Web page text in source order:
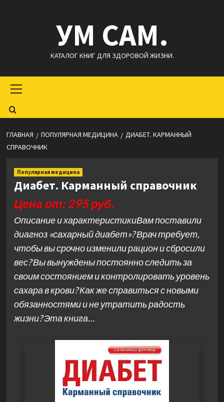
УМ САМ.
КАТАЛОГ КНИГ ДЛЯ ЗДОРОВОЙ ЖИЗНИ.
меню
ГЛАВНАЯ ПОПУЛЯРНАЯ МЕДИЦИНА
ДИАБЕТ. КАРМАННЫЙ
СПРАВОЧНИК
Популярная медицина
Диабет. Карманный справочник
Цена от: 295 руб.
Описание и характеристикиВам поставили
диагноз «сахарный диабет»? Врач требует,
чтобы вы срочно изменили рацион и сбросили
вес? Вы вынуждены постоянно следить за
своим состоянием и контролировать уровень
сахара в крови? Как же справиться с новыми
обязанностями и не утратить радость
жизни? Эта книга…